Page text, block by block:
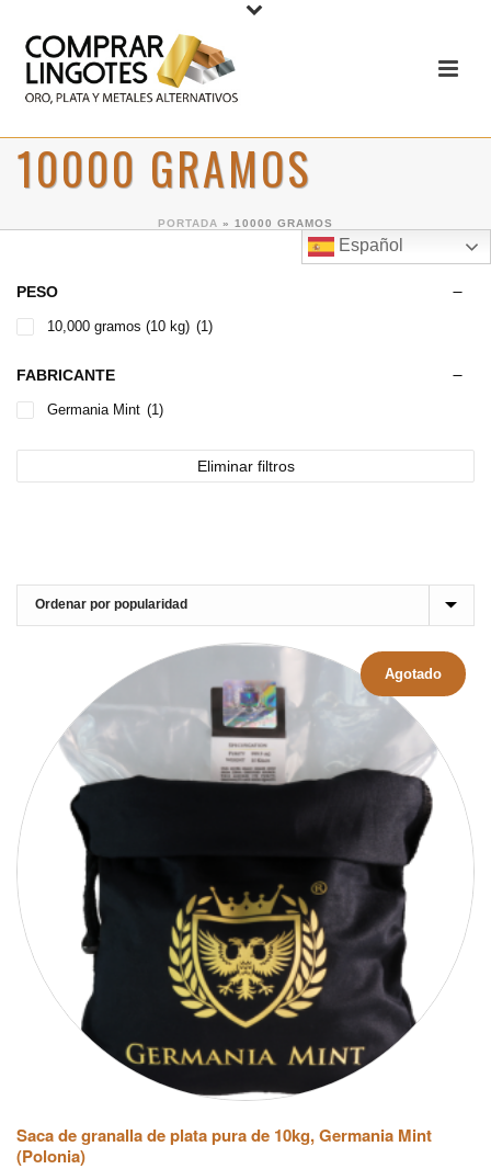
10000 GRAMOS
PORTADA » 10000 GRAMOS
Español
Saca de granalla de plata pura de 10kg, Germania Mint
(Polonia)
Agotado
PESO
10,000 gramos (10 kg) (1)
FABRICANTE
Germania Mint (1)
Eliminar filtros